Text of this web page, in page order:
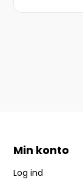
Min konto
Log ind